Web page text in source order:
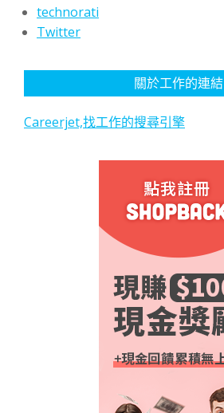
technorati
Twitter
關於工作的連結
Careerjet,找工作的搜尋引擎